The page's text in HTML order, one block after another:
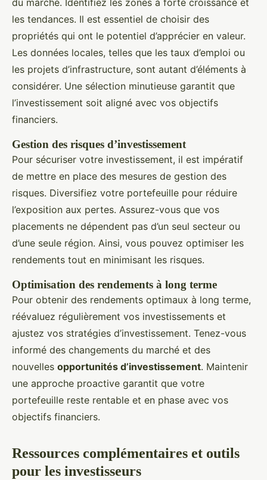
du marché. Identifiez les zones à forte croissance et
les tendances. Il est essentiel de choisir des
propriétés qui ont le potentiel d’apprécier en valeur.
Les données locales, telles que les taux d’emploi ou
les projets d’infrastructure, sont autant d’éléments à
considérer. Une sélection minutieuse garantit que
l’investissement soit aligné avec vos objectifs
financiers.
Gestion des risques d’investissement
Pour sécuriser votre investissement, il est impératif
de mettre en place des mesures de gestion des
risques. Diversifiez votre portefeuille pour réduire
l’exposition aux pertes. Assurez-vous que vos
placements ne dépendent pas d’un seul secteur ou
d’une seule région. Ainsi, vous pouvez optimiser les
rendements tout en minimisant les risques.
Optimisation des rendements à long terme
Pour obtenir des rendements optimaux à long terme,
réévaluez régulièrement vos investissements et
ajustez vos stratégies d’investissement. Tenez-vous
informé des changements du marché et des
nouvelles opportunités d’investissement. Maintenir
une approche proactive garantit que votre
portefeuille reste rentable et en phase avec vos
objectifs financiers.
Ressources complémentaires et outils
pour les investisseurs